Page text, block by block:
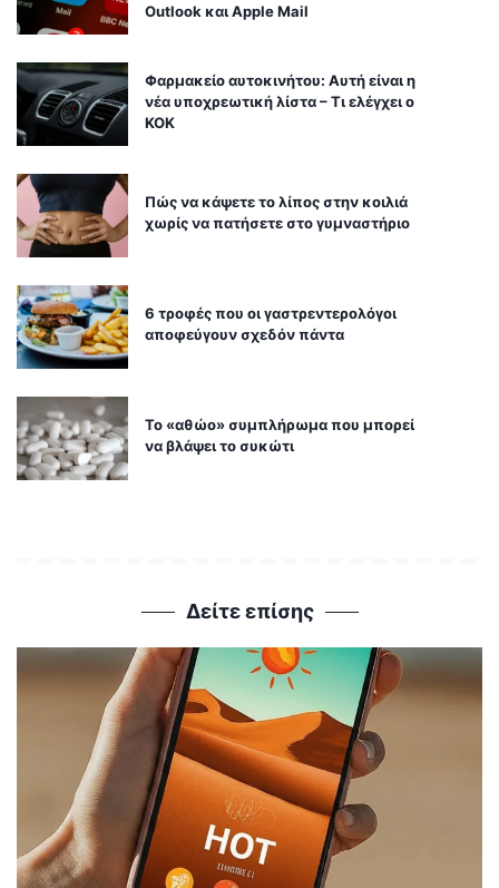
Outlook και Apple Mail
Φαρμακείο αυτοκινήτου: Αυτή είναι η
νέα υποχρεωτική λίστα – Τι ελέγχει ο
ΚΟΚ
Πώς να κάψετε το λίπος στην κοιλιά
χωρίς να πατήσετε στο γυμναστήριο
6 τροφές που οι γαστρεντερολόγοι
αποφεύγουν σχεδόν πάντα
Το «αθώο» συμπλήρωμα που μπορεί
να βλάψει το συκώτι
Δείτε επίσης